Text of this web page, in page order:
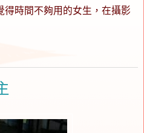
時間不夠用的女生，在攝影